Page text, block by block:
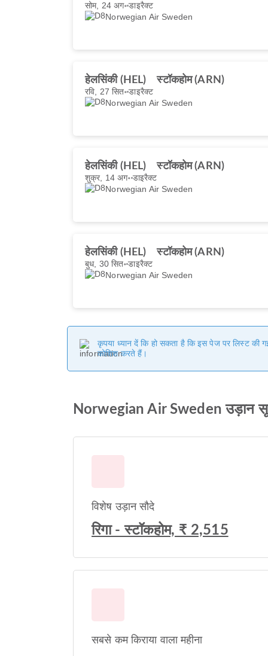
सोम, 24 अग॰डाइरैक्ट
Norwegian Air Sweden
हेलसिंकी (HEL) स्टॉकहोम (ARN)
रवि, 27 सित॰डाइरैक्ट
Norwegian Air Sweden
हेलसिंकी (HEL) स्टॉकहोम (ARN)
शुक्र, 14 अग॰ डाइरैक्ट
Norwegian Air Sweden
हेलसिंकी (HEL) स्टॉकहोम (ARN)
बुध, 30 सित॰डाइरैक्ट
Norwegian Air Sweden
कृपया ध्यान दें कि हो सकता है कि इस पेज पर लिस्ट की
कोशिश करते हैं।
Norwegian Air Sweden उड़ान
विशेष उड़ान सौदे
रिगा - स्टॉकहोम, ₹ 2,515
सबसे कम किराया वाला महीना